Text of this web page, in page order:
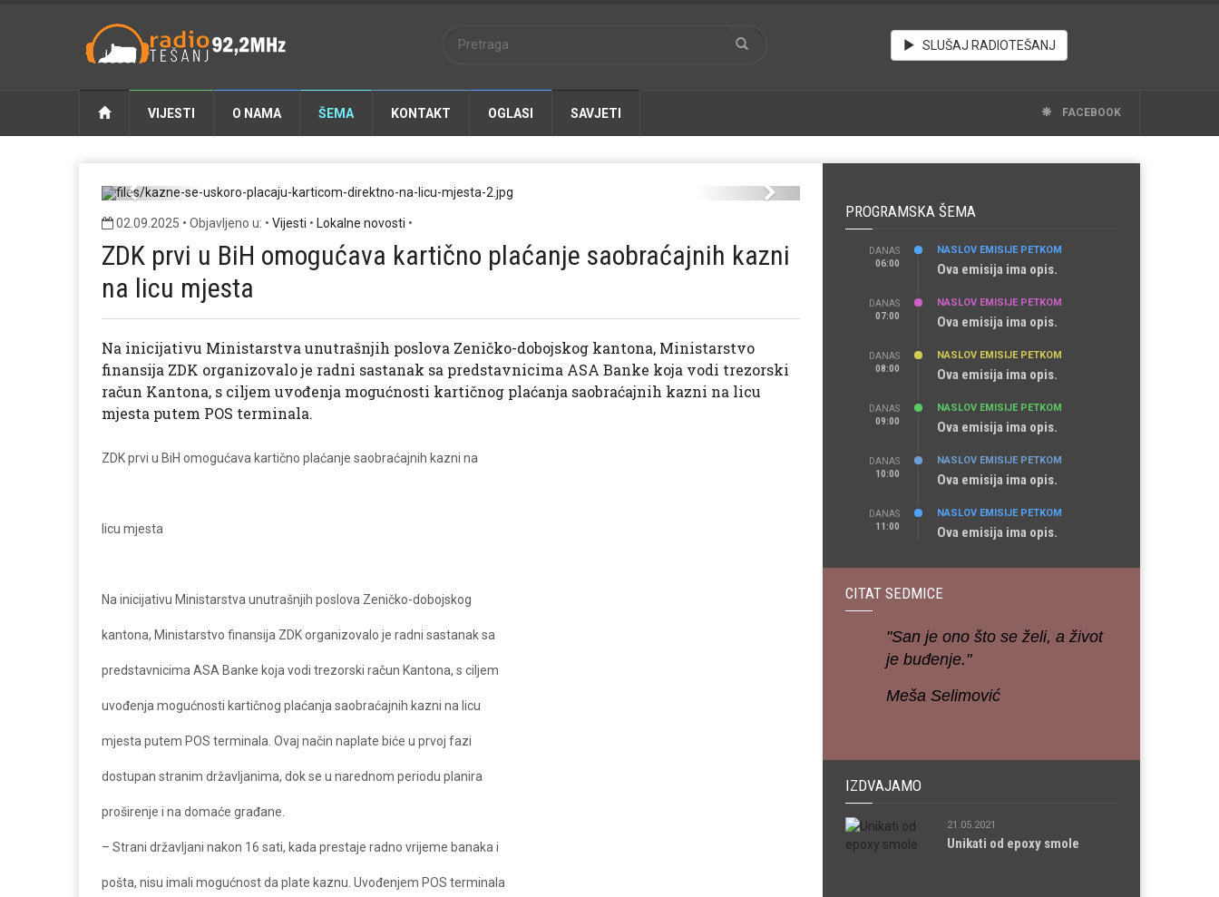
SLUŠAJ RADIOTEŠANJ
VIJESTI O NAMA ŠEMA KONTAKT OGLASI SAVJETI FACEBOOK
Previous Next
02.09.2025 • Objavljeno u: • Vijesti • Lokalne novosti •
ZDK prvi u BiH omogućava kartično plaćanje saobraćajnih kazni
na licu mjesta
Na inicijativu Ministarstva unutrašnjih poslova Zeničko-dobojskog kantona, Ministarstvo
finansija ZDK organizovalo je radni sastanak sa predstavnicima ASA Banke koja vodi trezorski
račun Kantona, s ciljem uvođenja mogućnosti kartičnog plaćanja saobraćajnih kazni na licu
mjesta putem POS terminala.
ZDK prvi u BiH omogućava kartično plaćanje saobraćajnih kazni na
licu mjesta
Na inicijativu Ministarstva unutrašnjih poslova Zeničko-dobojskog
kantona, Ministarstvo finansija ZDK organizovalo je radni sastanak sa
predstavnicima ASA Banke koja vodi trezorski račun Kantona, s ciljem
uvođenja mogućnosti kartičnog plaćanja saobraćajnih kazni na licu
mjesta putem POS terminala. Ovaj način naplate biće u prvoj fazi
dostupan stranim državljanima, dok se u narednom periodu planira
proširenje i na domaće građane.
– Strani državljani nakon 16 sati, kada prestaje radno vrijeme banaka i
pošta, nisu imali mogućnost da plate kaznu. Uvođenjem POS terminala
PROGRAMSKA ŠEMA
DANAS
06:00
NASLOV EMISIJE PETKOM
Ova emisija ima opis.
DANAS
07:00
NASLOV EMISIJE PETKOM
Ova emisija ima opis.
DANAS
08:00
NASLOV EMISIJE PETKOM
Ova emisija ima opis.
DANAS
09:00
NASLOV EMISIJE PETKOM
Ova emisija ima opis.
DANAS
10:00
NASLOV EMISIJE PETKOM
Ova emisija ima opis.
DANAS
11:00
NASLOV EMISIJE PETKOM
Ova emisija ima opis.
CITAT SEDMICE
"San je ono što se želi, a život
je buđenje."
Meša Selimović
IZDVAJAMO
21.05.2021
Unikati od epoxy smole